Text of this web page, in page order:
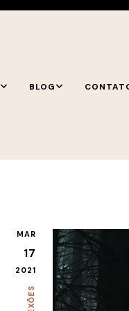
BLOG
MAR
17
2021